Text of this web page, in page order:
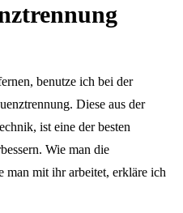
benutze ich bei der
Diese aus der
ist eine der besten
Wie man die
man mit ihr arbeitet, erkläre ich